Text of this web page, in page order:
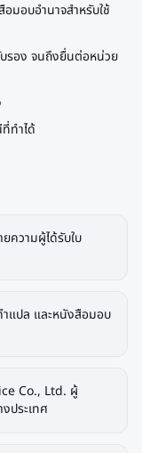
มอบอำนาจสำหรับใช้
บรอง จนถึงยื่นต่อหน่วย
ทำได้
ความผู้ได้รับใบ
ำแปล และหนังสือมอบ
Co., Ltd. ผู้
ประเทศ